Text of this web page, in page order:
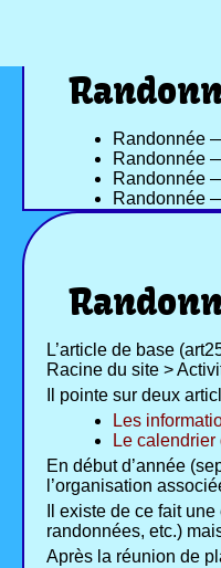
Randonnée
Randonnée
Randonnée
Randonnée
L’article de base
Racine du site >
Il pointe sur deux
Les
Le
En début d’année
l’organisation
Il existe de ce fait
randonnées, etc.)
Après la réunion de